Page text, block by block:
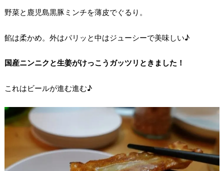
野菜と鹿児島黒豚ミンチを薄皮でぐるり。
餡は柔かめ。外はパリッと中はジューシーで美味しい♪
国産ニンニクと生姜がけっこうガッツリときました！
これはビールが進む進む♪